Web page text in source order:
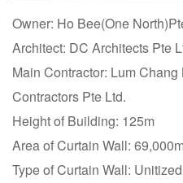
Owner: Ho Bee(One
Architect: DC Architects Pte
Main Contractor: Lum
Contractors Pte Ltd.
Height of Building: 125m
Area of Curtain Wall:
Type of Curtain Wall: